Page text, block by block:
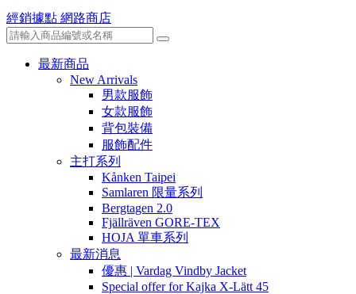
經銷據點 網路商店
最新商品
New Arrivals
男款服飾
女款服飾
背包裝備
服飾配件
主打系列
Kånken Taipei
Samlaren 限量系列
Bergtagen 2.0
Fjällräven GORE-TEX
HOJA 單車系列
最新消息
優惠 | Vardag Vindby Jacket
Special offer for Kajka X-Lätt 45